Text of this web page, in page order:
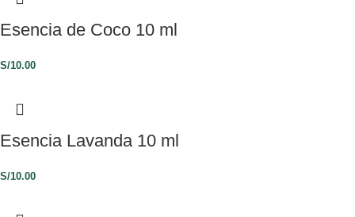
Esencia de Coco 10 ml
S/10.00
Esencia Lavanda 10 ml
S/10.00